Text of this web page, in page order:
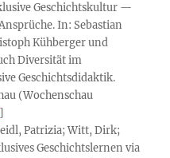
Geschichtskultur —
In: Sebastian
Kühberger und
Diversität im
Geschichtsdidaktik.
(Wochenschau
]
Patrizia; Witt, Dirk;
Geschichtslernen via